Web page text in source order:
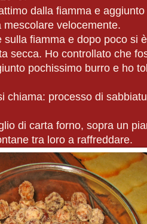
dalla fiamma e
velocemente.
sulla fiamma e dopo poco si
secca. Ho controllato che
pochissimo burro e ho
chiama: processo di
di carta forno, sopra un
tra loro a raffreddare.